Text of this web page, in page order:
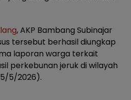
, AKP Bambang Subinajar
tersebut berhasil diungkap
laporan warga terkait
perkebunan jeruk di wilayah
5/2026).